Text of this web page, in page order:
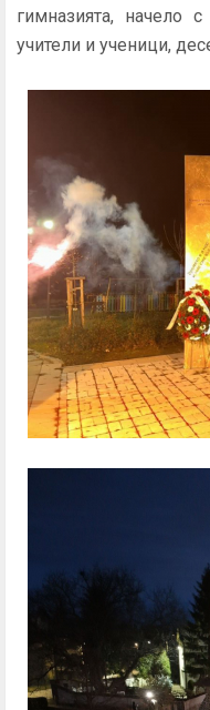
гимназията, начело
учители и ученици,